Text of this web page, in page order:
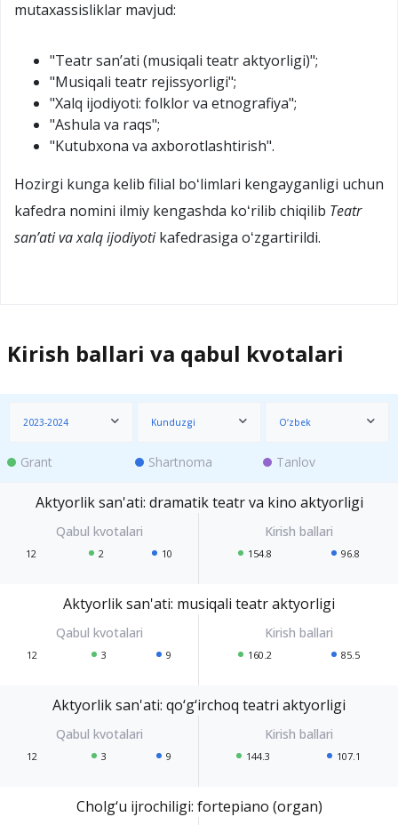
mutaxassisliklar mavjud:
"Teatr sanʼati (musiqali teatr aktyorligi)";
"Musiqali teatr rejissyorligi";
"Xalq ijodiyoti: folklor va etnografiya";
"Ashula va raqs";
"Kutubxona va axborotlashtirish".
Hozirgi kunga kelib filial boʻlimlari kengayganligi uchun
kafedra nomini ilmiy kengashda koʻrilib chiqilib Teatr
sanʼati va xalq ijodiyotikafedrasiga oʻzgartirildi.
Kirish ballari va qabul kvotalari
2023-2024 Kunduzgi O‘zbek
Grant Shartnoma Tanlov
Aktyorlik san'ati: dramatik teatr va kino aktyorligi
12 2 10 154.8 96.8
Aktyorlik san'ati: musiqali teatr aktyorligi
12 3 9 160.2 85.5
Aktyorlik san'ati: qo‘g‘irchoq teatri aktyorligi
12 3 9 144.3 107.1
Cholg‘u ijrochiligi: fortepiano (organ)